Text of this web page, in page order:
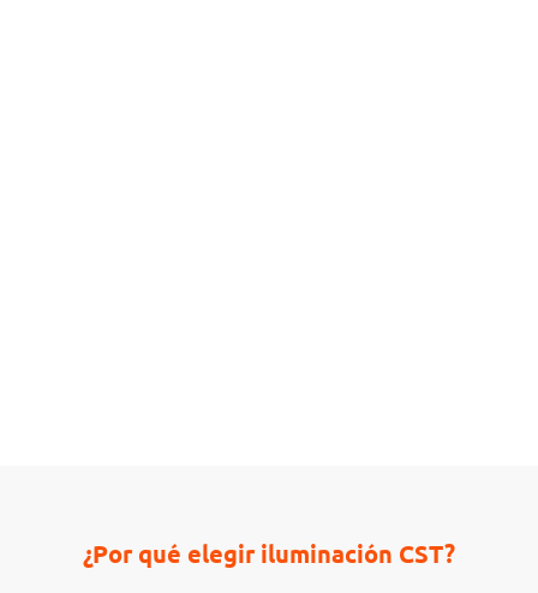
¿Por qué elegir iluminación CST?